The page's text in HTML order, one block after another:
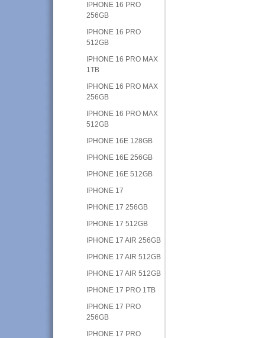
IPHONE 16 PRO
256GB
IPHONE 16 PRO
512GB
IPHONE 16 PRO MAX
1TB
IPHONE 16 PRO MAX
256GB
IPHONE 16 PRO MAX
512GB
IPHONE 16E 128GB
IPHONE 16E 256GB
IPHONE 16E 512GB
IPHONE 17
IPHONE 17 256GB
IPHONE 17 512GB
IPHONE 17 AIR 256GB
IPHONE 17 AIR 512GB
IPHONE 17 AIR 512GB
IPHONE 17 PRO 1TB
IPHONE 17 PRO
256GB
IPHONE 17 PRO